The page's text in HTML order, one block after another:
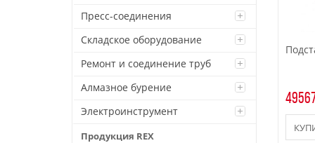
Пресс-соединения
Складское оборудование
Ремонт и соединение труб
Алмазное бурение
Электроинструмент
Продукция REX